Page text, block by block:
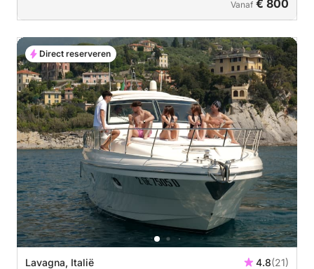
Vanaf € 800
Lavagna, Italië 4.8(21)
Direct reserveren